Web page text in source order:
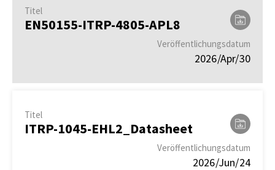
Titel
EN50155-ITRP-4805-APL8
Veröffentlichungsdatum
2026/Apr/30
Titel
ITRP-1045-EHL2_Datasheet
Veröffentlichungsdatum
2026/Jun/24